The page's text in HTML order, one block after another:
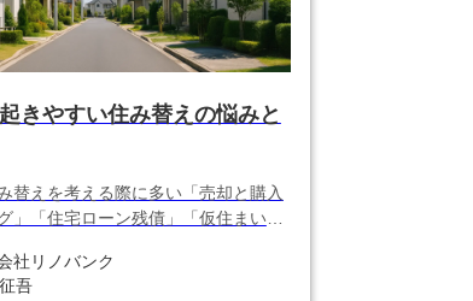
きやすい住み替えの悩みと
替えを考える際に多い「売却と購入
」「住宅ローン残債」「仮住まい」
ポイントや注意点も紹介します。
社リノバンク
吾